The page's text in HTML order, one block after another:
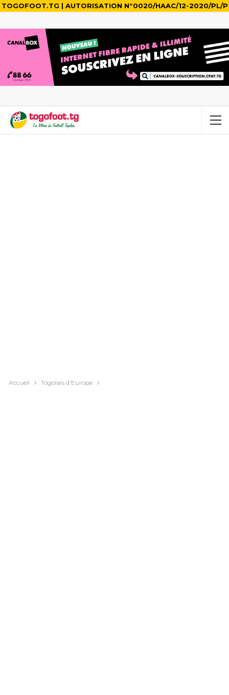
TOGOFOOT.TG | AUTORISATION N°0020/HAAC/12-2020/PL/P
Accueil Togolais d'Europe